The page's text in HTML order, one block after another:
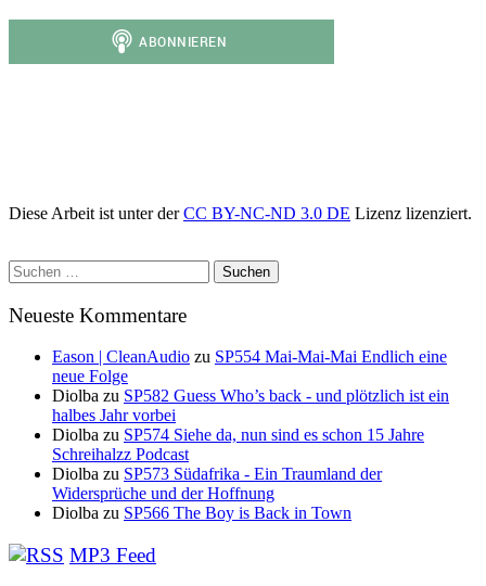
Diese Arbeit ist unter derCC BY-NC-ND 3.0 DE Lizenz lizenziert.
Suchen
nach:
Neueste Kommentare
Eason | CleanAudio zu SP554 Mai-Mai-Mai Endlich eine
neue Folge
Diolba zu SP582 Guess Who’s back - und plötzlich ist ein
halbes Jahr vorbei
Diolba zu SP574 Siehe da, nun sind es schon 15 Jahre
Schreihalzz Podcast
Diolba zu SP573 Südafrika - Ein Traumland der
Widersprüche und der Hoffnung
Diolba zu SP566 The Boy is Back in Town
MP3 Feed